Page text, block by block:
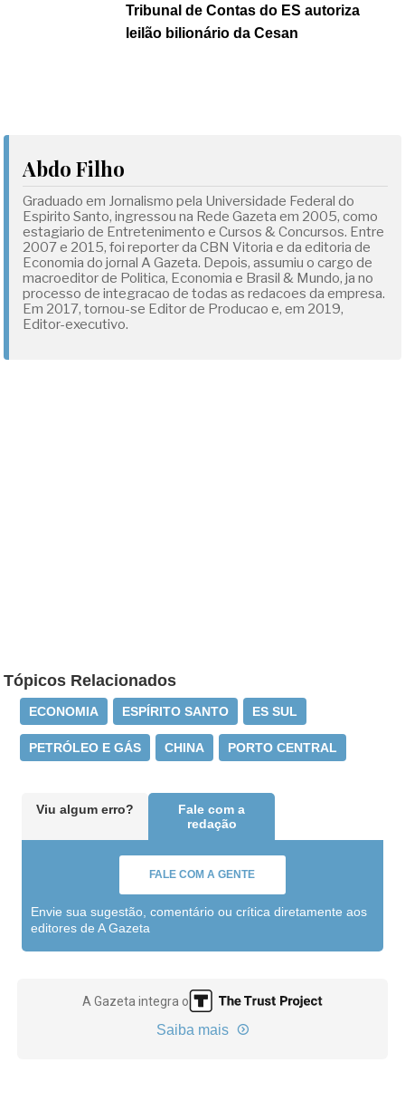
Tribunal de Contas do ES autoriza
leilão bilionário da Cesan
Abdo Filho
Graduado em Jornalismo pela Universidade Federal do
Espirito Santo, ingressou na Rede Gazeta em 2005, como
estagiario de Entretenimento e Cursos & Concursos. Entre
2007 e 2015, foi reporter da CBN Vitoria e da editoria de
Economia do jornal A Gazeta. Depois, assumiu o cargo de
macroeditor de Politica, Economia e Brasil & Mundo, ja no
processo de integracao de todas as redacoes da empresa.
Em 2017, tornou-se Editor de Producao e, em 2019,
Editor-executivo.
Tópicos Relacionados
ECONOMIA ESPÍRITO SANTO ES SUL
PETRÓLEO E GÁS CHINA PORTO CENTRAL
Viu algum erro?
Fale com a
redação
FALE COM A GENTE
Envie sua sugestão, comentário ou crítica diretamente aos
editores de A Gazeta
A Gazeta integra o
Saiba mais